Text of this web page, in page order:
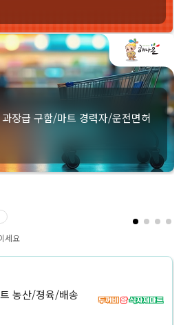
장급 구함/마트 경력자/운전면허
세요
농산/졍육/배송